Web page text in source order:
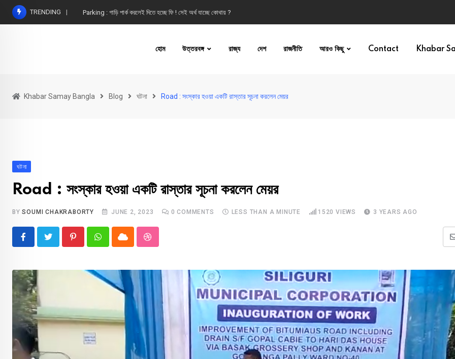
Skip
TRENDING Parking : গাড়ি পার্ক করলেই দিতে হচ্ছে ফি ! সেই অর্থ যাচ্ছে কোথায় ?
হোম উত্তরবঙ্গ রাজ্য দেশ রাজনীতি আরও কিছু Contact Khabar
Khabar Samay Bangla Blog ঘটনা Road : সংস্কার হওয়া একটি রাস্তার সূচনা করলেন মেয়র
ঘটনা
Road : সংস্কার হওয়া একটি রাস্তার সূচনা করলেন মেয়র
BYSOUMI CHAKRABORTY JUNE 2, 2023 0 COMMENTS LESS THAN A MINUTE 1520 VIEWS 3 YEARS AGO
PinterestWhatsappCloud StumbleUpon